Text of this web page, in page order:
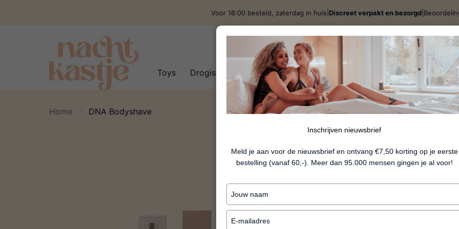
Inschrijven nieuwsbrief
Meld je aan voor de nieuwsbrief en ontvang €7,50 korting op je eerste
bestelling (vanaf 60,-). Meer dan 95.000 mensen gingen je al voor!
naam
Voor 16:00 besteld, zaterdag in huis Discreet verpakt en bezorgd
Toys Drogisterij Spellen & Giftsets Lingerie Fun
Home
DNA Bodyshave
DNA
€26.99 €29.99
+ Irritatie- en bultjesvrij resultaat